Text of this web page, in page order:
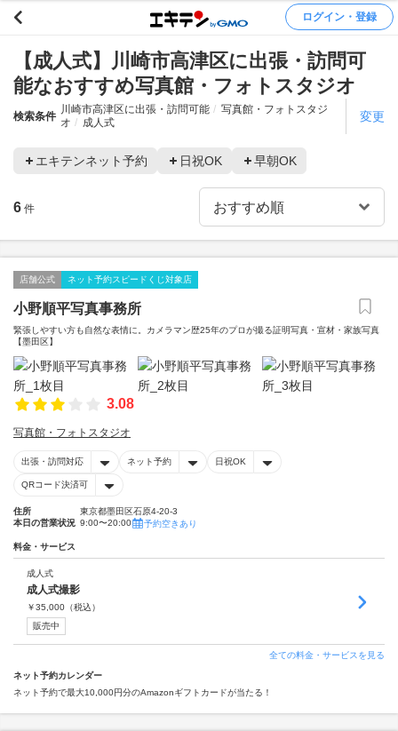
ログイン・登録
【成人式】川崎市高津区に出張・訪問可
能なおすすめ写真館・フォトスタジオ
検索条件
川崎市高津区に出張・訪問可能
写真館・フォトスタジ
オ
成人式 変更
エキテンネット予約 日祝OK 早朝OK
6 件
店舗公式 ネット予約スピードくじ対象店
小野順平写真事務所
緊張しやすい方も自然な表情に。カメラマン歴25年のプロが撮る証明写真・宣材・家族写真
【墨田区】
3.08
写真館・フォトスタジオ
出張・訪問対応 ネット予約 日祝OK
QRコード決済可
住所
東京都墨田区石原4-20-3
本日の営業状況 9:00〜20:00 予約空きあり
料金・サービス
成人式
成人式撮影
￥35,000 （税込）
販売中
全ての料金・サービスを見る
ネット予約カレンダー
ネット予約で最大10,000円分のAmazonギフトカードが当たる！